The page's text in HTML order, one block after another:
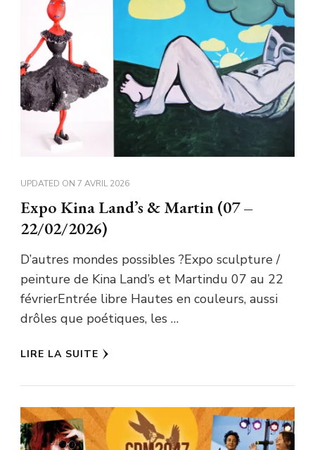
UPDATED ON 7 AVRIL 2026
Expo Kina Land’s & Martin (07 –
22/02/2026)
D’autres mondes possibles ?Expo sculpture /
peinture de Kina Land’s et Martindu 07 au 22
févrierEntrée libre Hautes en couleurs, aussi
drôles que poétiques, les …
LIRE LA SUITE